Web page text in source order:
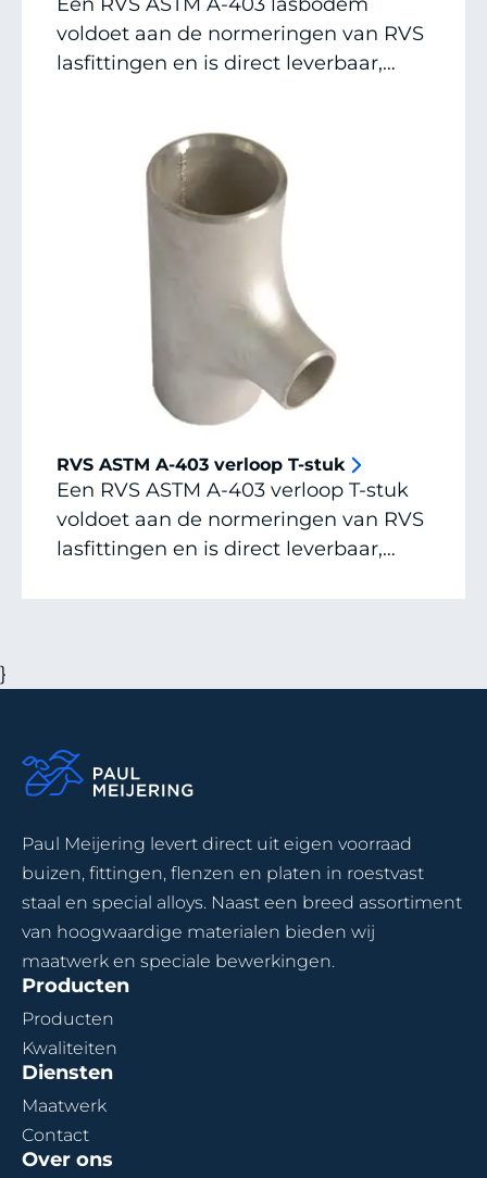
voldoet aan de normeringen van RVS
lasfittingen en is direct leverbaar,
RVS ASTM A-403 verloop T-stuk
Een RVS ASTM A-403 verloop T-stuk
voldoet aan de normeringen van RVS
lasfittingen en is direct leverbaar,
}
Paul Meijering levert direct uit eigen voorraad
buizen, fittingen, flenzen en platen in roestvast
staal en special alloys. Naast een breed assortiment
van hoogwaardige materialen bieden wij
maatwerk en speciale bewerkingen.
Producten
Producten
Kwaliteiten
Diensten
Maatwerk
Contact
Over ons